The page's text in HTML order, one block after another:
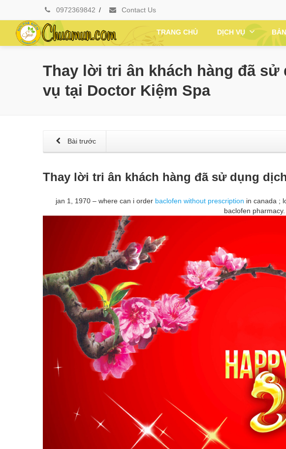
0972369842 / Contact Us
TRANG CHỦ DỊCH VỤ
Thay lời tri ân khách hàng đã sử
vụ tại Doctor Kiệm Spa
Bài trước
Thay lời tri ân khách hàng đã sử dụng
jan 1, 1970 – where can i order baclofen without prescription in canada ;
baclofen pharmacy.